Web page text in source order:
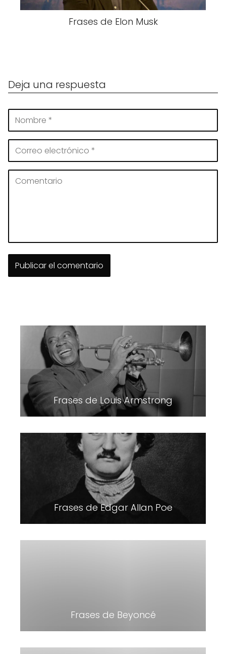
Frases de Elon Musk
Deja una respuesta
Frases de Louis Armstrong
Frases de Edgar Allan Poe
Frases de Beyoncé